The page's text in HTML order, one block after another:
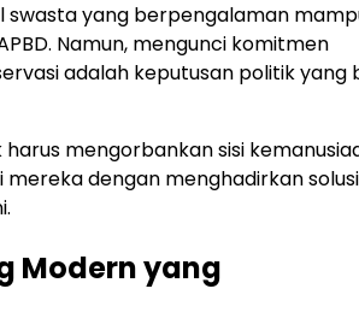
swasta yang berpengalaman
Namun, mengunci komitmen
adalah keputusan politik yang
mengorbankan sisi
dengan menghadirkan
Modern yang